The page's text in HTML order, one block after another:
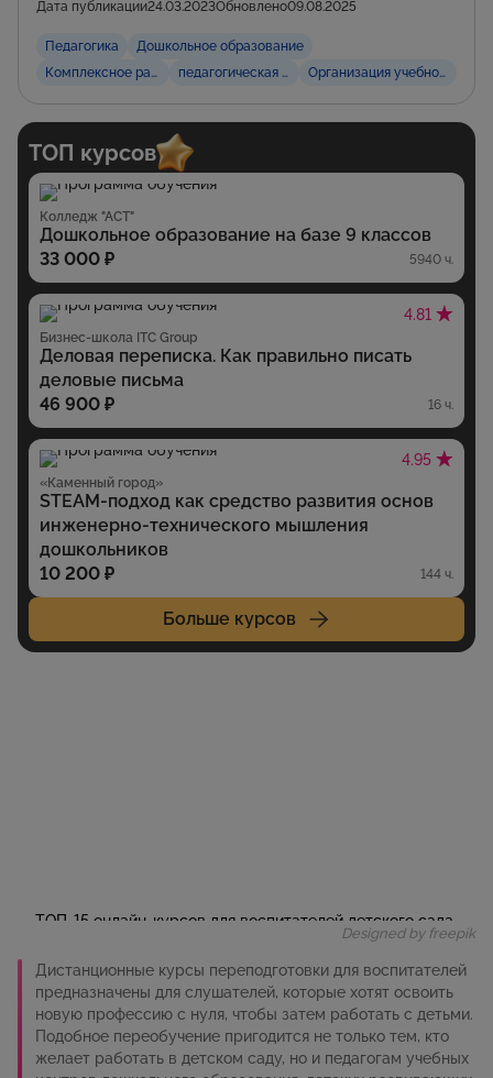
Дата публикации24.03.2023Обновлено09.08.2025
Педагогика
Дошкольное образование
Комплексное развитие детейпедагогическая грамотностьОрганизация учебной
ТОП курсов
Колледж "АСТ"
Дошкольное образование на базе 9 классов
33 000 ₽
5940 ч.
4.81
Бизнес-школа ITC Group
Деловая переписка. Как правильно писать
деловые письма
46 900 ₽
16 ч.
4.95
«Каменный город»
STEAM-подход как средство развития основ
инженерно-технического мышления
дошкольников
10 200 ₽
144 ч.
Больше курсов
Designed by freepik
Дистанционные курсы переподготовки для воспитателей
предназначены для слушателей, которые хотят освоить
новую профессию с нуля, чтобы затем работать с детьми.
Подобное переобучение пригодится не только тем, кто
желает работать в детском саду, но и педагогам учебных